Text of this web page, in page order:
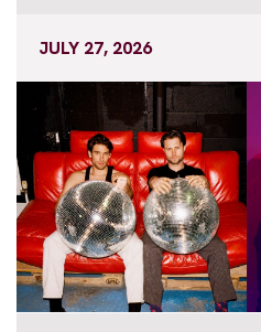
JULY 27, 2026